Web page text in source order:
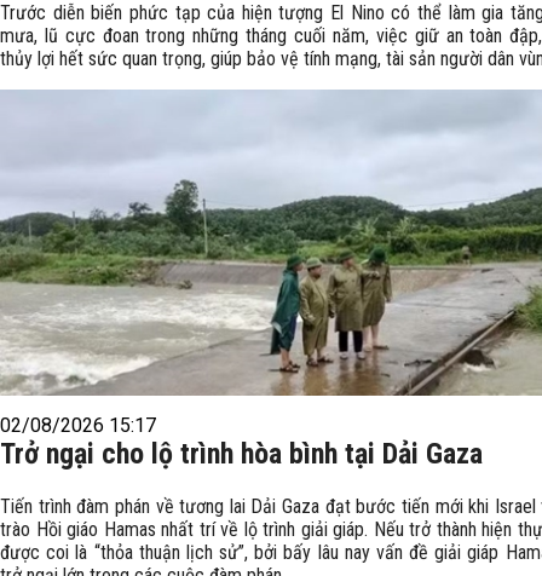
Trước diễn biến phức tạp của hiện tượng El Nino có thể làm gia
mưa, lũ cực đoan trong những tháng cuối năm, việc giữ an toàn
thủy lợi hết sức quan trọng, giúp bảo vệ tính mạng, tài sản người dân
02/08/2026 15:17
Trở ngại cho lộ trình hòa bình tại Dải Gaza
Tiến trình đàm phán về tương lai Dải Gaza đạt bước tiến mới khi Israel
trào Hồi giáo Hamas nhất trí về lộ trình giải giáp. Nếu trở thành hiện
được coi là “thỏa thuận lịch sử”, bởi bấy lâu nay vấn đề giải giáp